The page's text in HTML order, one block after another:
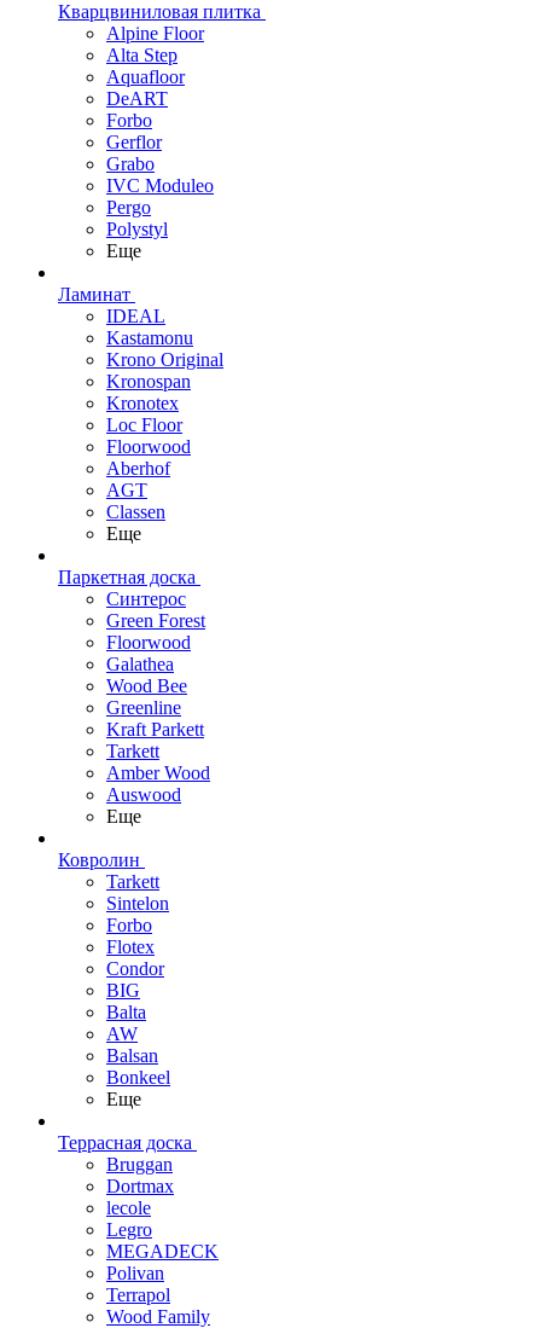
Кварцвиниловая плитка
Alpine Floor
Alta Step
Aquafloor
DeART
Forbo
Gerflor
Grabo
IVC Moduleo
Pergo
Polystyl
Еще
Ламинат
IDEAL
Kastamonu
Krono Original
Kronospan
Kronotex
Loc Floor
Floorwood
Aberhof
AGT
Classen
Еще
Паркетная доска
Синтерос
Green Forest
Floorwood
Galathea
Wood Bee
Greenline
Kraft Parkett
Tarkett
Amber Wood
Auswood
Еще
Ковролин
Tarkett
Sintelon
Forbo
Flotex
Condor
BIG
Balta
AW
Balsan
Bonkeel
Еще
Террасная доска
Bruggan
Dortmax
lecole
Legro
MEGADECK
Polivan
Terrapol
Wood Family